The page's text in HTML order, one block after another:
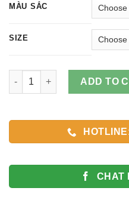
MÀU SẮC
SIZE
Dây Đồng Hồ Kim Loại viền
ADD TO
CHAT